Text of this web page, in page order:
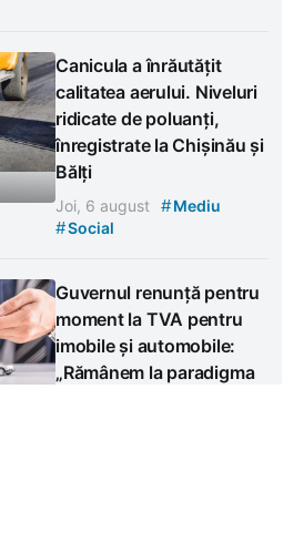
Canicula a înrăutățit
calitatea aerului. Niveluri
ridicate de poluanți,
înregistrate la Chișinău și
Bălți
Joi, 6 august #Mediu
#Social
Guvernul renunță pentru
moment la TVA pentru
imobile și automobile:
„Rămânem la paradigma